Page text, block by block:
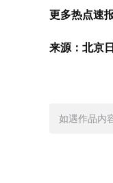
更多热点速
来源：北京
如遇作品内